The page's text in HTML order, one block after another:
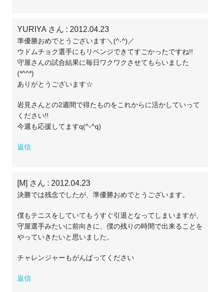
YURIYA さん : 2012.04.23
準優勝おめでとうございます＼(^-^)／
ウドムチョク選手にもリベンジできてすごかったですね!!
守屋さんの試合結果に毎日ワクワクさせてもらいました
(*^^*)
ありがとうございます☆
岩見さんとの2週間で得たものをこれからに活かしていって
ください!!
今週も応援してますq(^-^q)
返信
[M] さん : 2012.04.23
決勝では残念でしたが、準優勝おめでとうございます。
僕もテニスをしていてもうすぐ引退となってしまいますが、
守屋選手みたいに前向きに、僕の残りの時間で出来ることを
やっていきたいと思いました。
チャレンジャーもがんばってください
返信